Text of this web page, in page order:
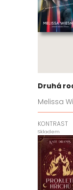
Druhá
Melissa
KONTRAST
Skladem